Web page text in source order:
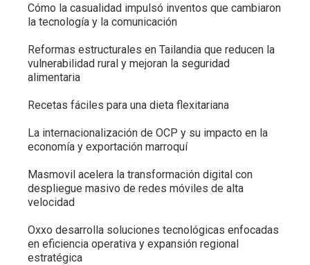
Cómo la casualidad impulsó inventos que cambiaron
la tecnología y la comunicación
Reformas estructurales en Tailandia que reducen la
vulnerabilidad rural y mejoran la seguridad
alimentaria
Recetas fáciles para una dieta flexitariana
La internacionalización de OCP y su impacto en la
economía y exportación marroquí
Masmovil acelera la transformación digital con
despliegue masivo de redes móviles de alta
velocidad
Oxxo desarrolla soluciones tecnológicas enfocadas
en eficiencia operativa y expansión regional
estratégica